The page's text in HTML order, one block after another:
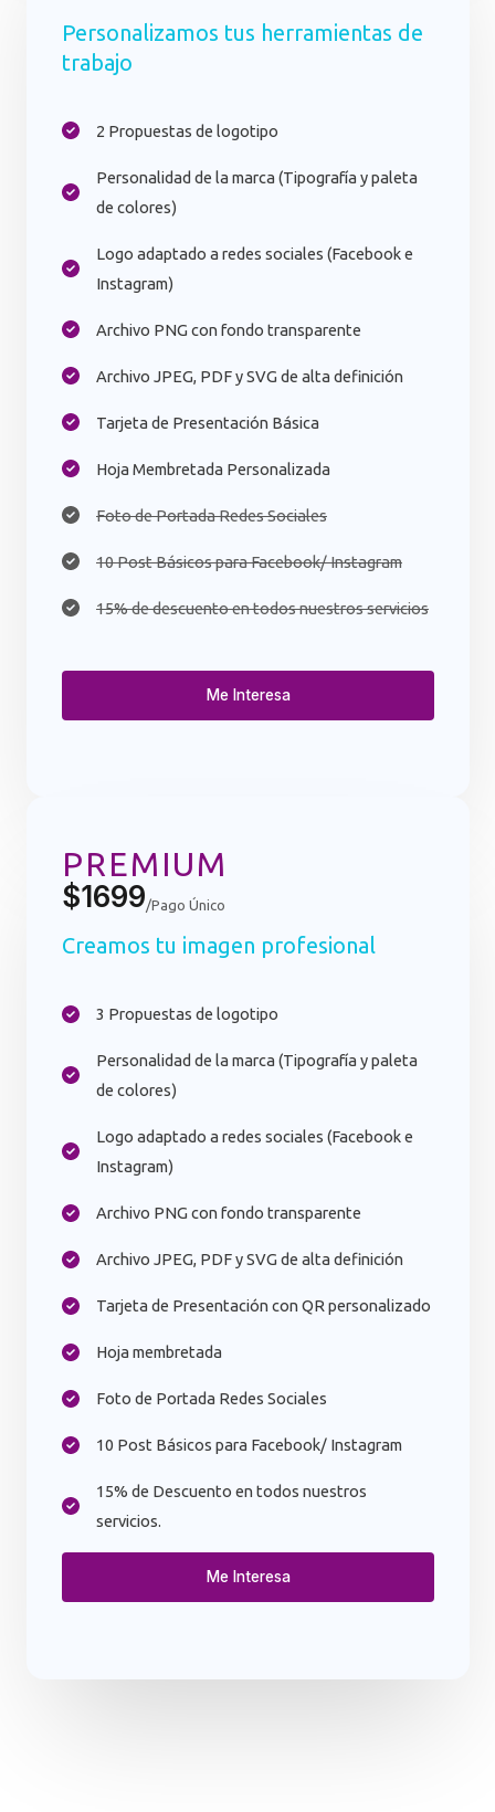
Personalizamos tus herramientas de
trabajo
2 Propuestas de logotipo​
Personalidad de la marca (Tipografía y paleta
de colores)
Logo adaptado a redes sociales (Facebook e
Instagram)​
Archivo PNG con fondo transparente​
Archivo JPEG, PDF y SVG de alta definición
Tarjeta de Presentación Básica
Hoja Membretada Personalizada
Foto de Portada Redes Sociales
10 Post Básicos para Facebook/ Instagram​
15% de descuento en todos nuestros servicios
Me Interesa
PREMIUM
$1699/Pago Único
Creamos tu imagen profesional
3 Propuestas de logotipo​
Personalidad de la marca (Tipografía y paleta
de colores)
Logo adaptado a redes sociales (Facebook e
Instagram)​
Archivo PNG con fondo transparente​
Archivo JPEG, PDF y SVG de alta definición
Tarjeta de Presentación con QR personalizado
Hoja membretada
Foto de Portada Redes Sociales
10 Post Básicos para Facebook/ Instagram
15% de Descuento en todos nuestros
servicios.
Me Interesa